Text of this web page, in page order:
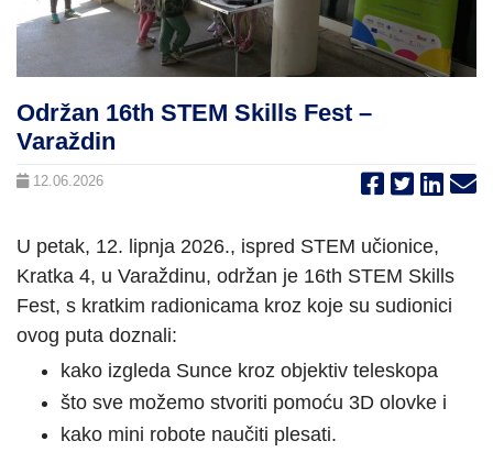
Održan 16th STEM Skills Fest –
Varaždin
12.06.2026
U petak, 12. lipnja 2026., ispred STEM učionice,
Kratka 4, u Varaždinu, održan je 16th STEM Skills
Fest, s kratkim radionicama kroz koje su sudionici
ovog puta doznali:
kako izgleda Sunce kroz objektiv teleskopa
što sve možemo stvoriti pomoću 3D olovke i
kako mini robote naučiti plesati.